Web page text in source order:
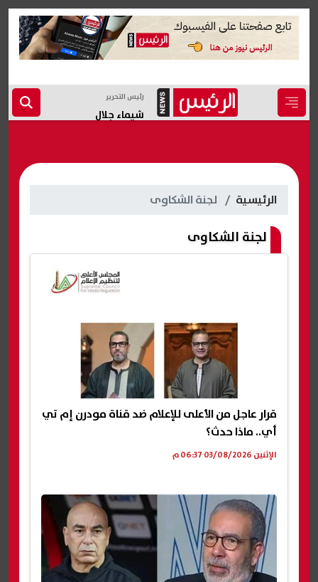
رئيس التحرير
شيماء جلال
الرئيسية لجنة الشكاوى
لجنة الشكاوى
قرار عاجل من الأعلى للإعلام ضد قناة مودرن إم تي
أي.. ماذا حدث؟
الإثنين 03/08/2026 06:37 م